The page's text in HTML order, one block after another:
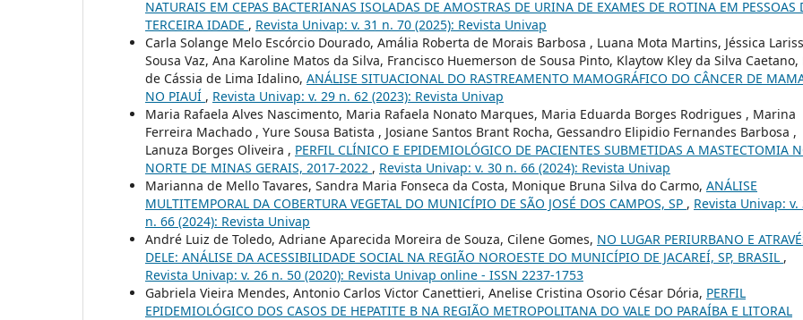
NATURAIS EM CEPAS BACTERIANAS ISOLADAS DE AMOSTRAS DE URINA DE EXAMES DE ROTINA EM PESSOAS
TERCEIRA IDADE , Revista Univap: v. 31 n. 70 (2025): Revista Univap
Carla Solange Melo Escórcio Dourado, Amália Roberta de Morais Barbosa , Luana Mota Martins, Jéssica
Sousa Vaz, Ana Karoline Matos da Silva, Francisco Huemerson de Sousa Pinto, Klaytow Kley da Silva Caetano,
de Cássia de Lima Idalino, ANÁLISE SITUACIONAL DO RASTREAMENTO MAMOGRÁFICO DO CÂNCER DE
NO PIAUÍ , Revista Univap: v. 29 n. 62 (2023): Revista Univap
Maria Rafaela Alves Nascimento, Maria Rafaela Nonato Marques, Maria Eduarda Borges Rodrigues , Marina
Ferreira Machado , Yure Sousa Batista , Josiane Santos Brant Rocha, Gessandro Elipidio Fernandes Barbosa ,
Lanuza Borges Oliveira , PERFIL CLÍNICO E EPIDEMIOLÓGICO DE PACIENTES SUBMETIDAS A MASTECTOMIA
NORTE DE MINAS GERAIS, 2017-2022 , Revista Univap: v. 30 n. 66 (2024): Revista Univap
Marianna de Mello Tavares, Sandra Maria Fonseca da Costa, Monique Bruna Silva do Carmo, ANÁLISE
MULTITEMPORAL DA COBERTURA VEGETAL DO MUNICÍPIO DE SÃO JOSÉ DOS CAMPOS, SP , Revista Univap: v.
n. 66 (2024): Revista Univap
André Luiz de Toledo, Adriane Aparecida Moreira de Souza, Cilene Gomes, NO LUGAR PERIURBANO E
DELE: ANÁLISE DA ACESSIBILIDADE SOCIAL NA REGIÃO NOROESTE DO MUNICÍPIO DE JACAREÍ, SP, BRASIL ,
Revista Univap: v. 26 n. 50 (2020): Revista Univap online - ISSN 2237-1753
Gabriela Vieira Mendes, Antonio Carlos Victor Canettieri, Anelise Cristina Osorio César Dória, PERFIL
EPIDEMIOLÓGICO DOS CASOS DE HEPATITE B NA REGIÃO METROPOLITANA DO VALE DO PARAÍBA E LITORAL